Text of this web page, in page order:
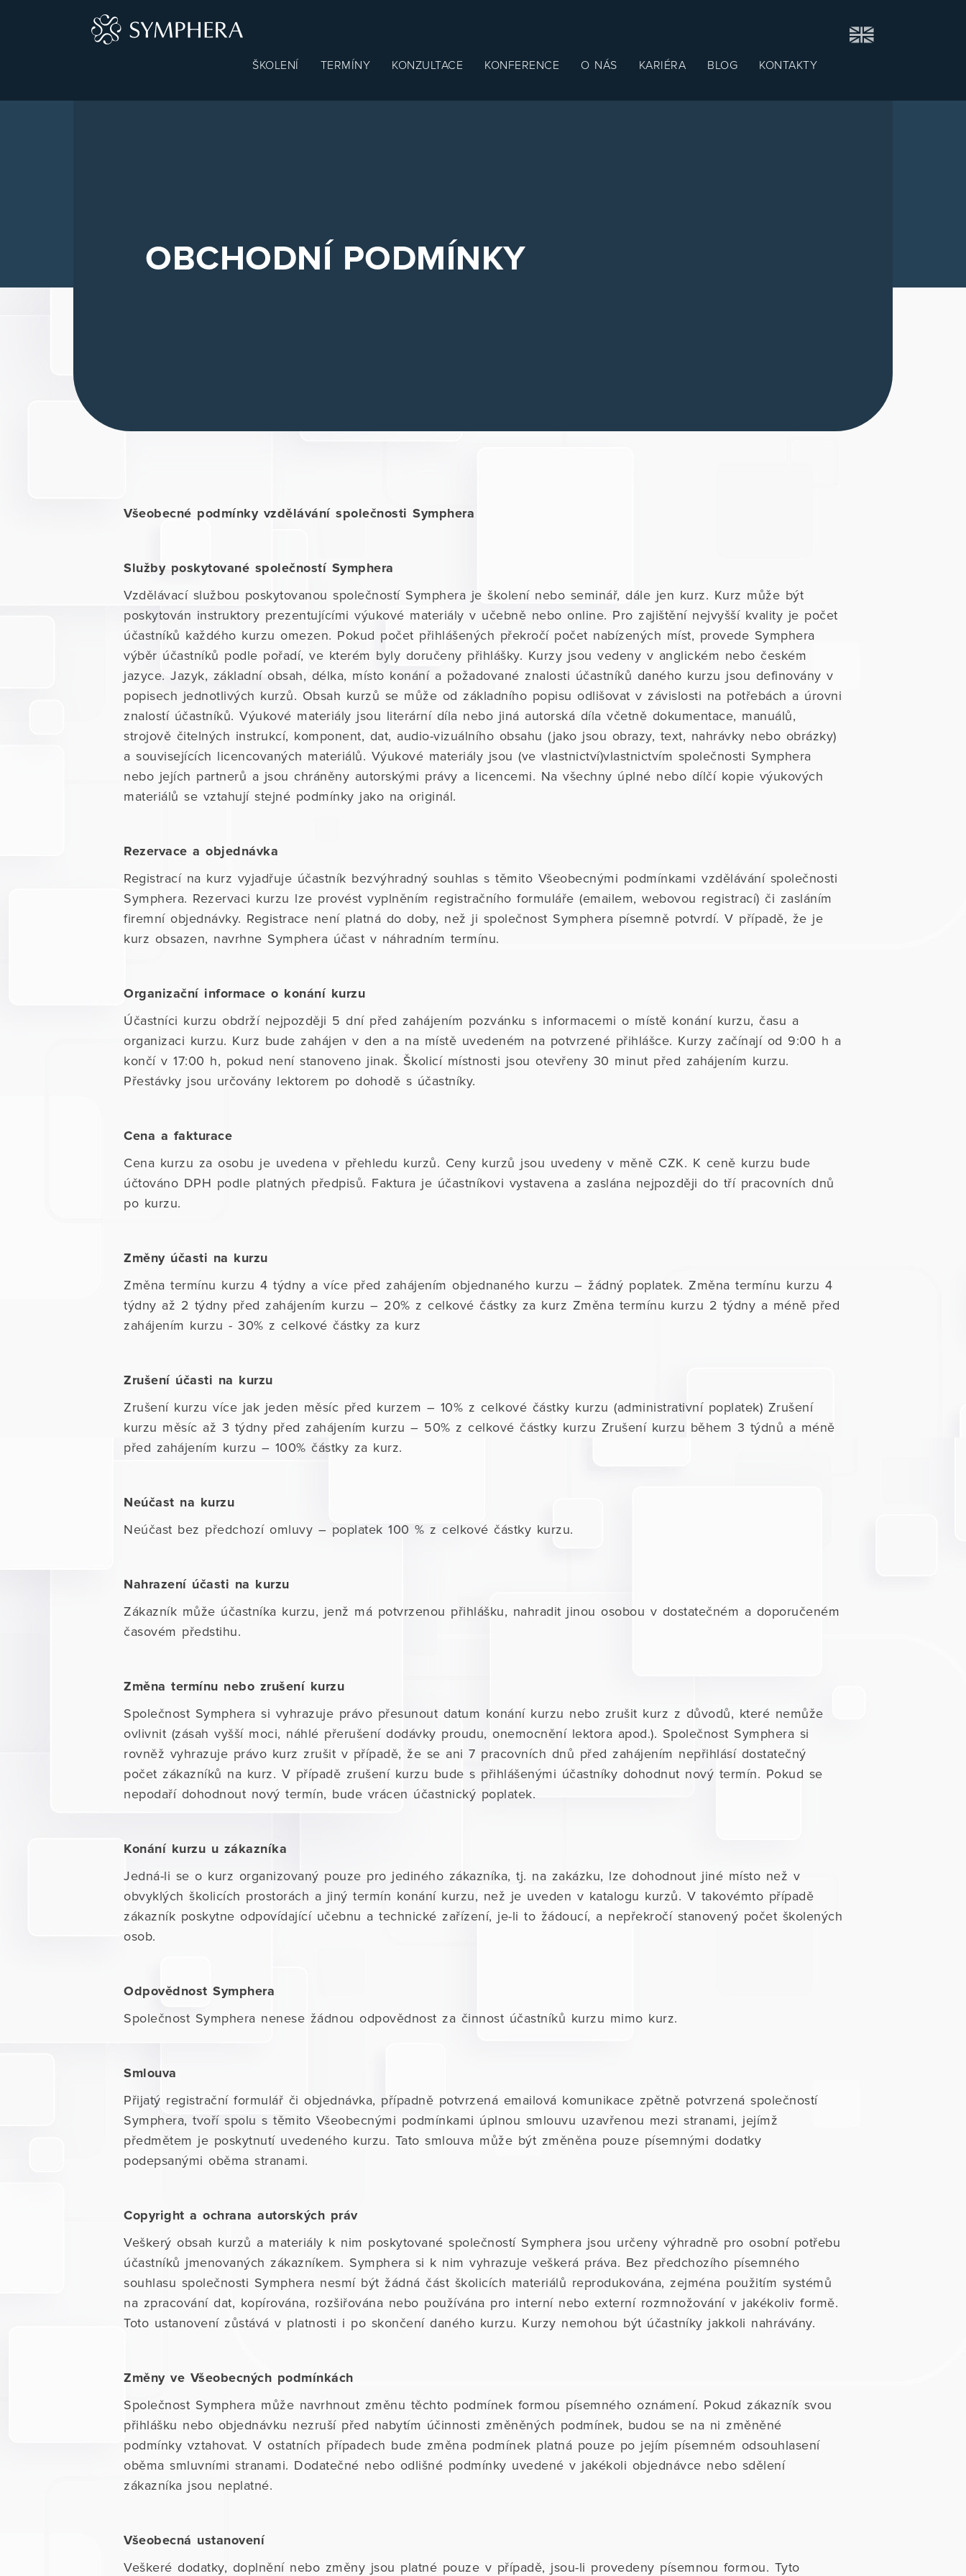
Main
ŠKOLENÍ TERMÍNY KONZULTACE KONFERENCE O NÁS KARIÉRA BLOG KONTAKTY
OBCHODNÍ PODMÍNKY
Všeobecné podmínky vzdělávání společnosti Symphera
Služby poskytované společností Symphera
Vzdělávací službou poskytovanou společností Symphera je školení nebo seminář, dále jen kurz. Kurz může být
poskytován instruktory prezentujícími výukové materiály v učebně nebo online. Pro zajištění nejvyšší kvality je počet
účastníků každého kurzu omezen. Pokud počet přihlášených překročí počet nabízených míst, provede Symphera
výběr účastníků podle pořadí, ve kterém byly doručeny přihlášky. Kurzy jsou vedeny v anglickém nebo českém
jazyce. Jazyk, základní obsah, délka, místo konání a požadované znalosti účastníků daného kurzu jsou definovány v
popisech jednotlivých kurzů. Obsah kurzů se může od základního popisu odlišovat v závislosti na potřebách a úrovni
znalostí účastníků. Výukové materiály jsou literární díla nebo jiná autorská díla včetně dokumentace, manuálů,
strojově čitelných instrukcí, komponent, dat, audio-vizuálního obsahu (jako jsou obrazy, text, nahrávky nebo obrázky)
a souvisejících licencovaných materiálů. Výukové materiály jsou (ve vlastnictví)vlastnictvím společnosti Symphera
nebo jejích partnerů a jsou chráněny autorskými právy a licencemi. Na všechny úplné nebo dílčí kopie výukových
materiálů se vztahují stejné podmínky jako na originál.
Rezervace a objednávka
Registrací na kurz vyjadřuje účastník bezvýhradný souhlas s těmito Všeobecnými podmínkami vzdělávání společnosti
Symphera. Rezervaci kurzu lze provést vyplněním registračního formuláře (emailem, webovou registrací) či zasláním
firemní objednávky. Registrace není platná do doby, než ji společnost Symphera písemně potvrdí. V případě, že je
kurz obsazen, navrhne Symphera účast v náhradním termínu.
Organizační informace o konání kurzu
Účastníci kurzu obdrží nejpozději 5 dní před zahájením pozvánku s informacemi o místě konání kurzu, času a
organizaci kurzu. Kurz bude zahájen v den a na místě uvedeném na potvrzené přihlášce. Kurzy začínají od 9:00 h a
končí v 17:00 h, pokud není stanoveno jinak. Školicí místnosti jsou otevřeny 30 minut před zahájením kurzu.
Přestávky jsou určovány lektorem po dohodě s účastníky.
Cena a fakturace
Cena kurzu za osobu je uvedena v přehledu kurzů. Ceny kurzů jsou uvedeny v měně CZK. K ceně kurzu bude
účtováno DPH podle platných předpisů. Faktura je účastníkovi vystavena a zaslána nejpozději do tří pracovních dnů
po kurzu.
Změny účasti na kurzu
Změna termínu kurzu 4 týdny a více před zahájením objednaného kurzu – žádný poplatek. Změna termínu kurzu 4
týdny až 2 týdny před zahájením kurzu – 20% z celkové částky za kurz Změna termínu kurzu 2 týdny a méně před
zahájením kurzu - 30% z celkové částky za kurz
Zrušení účasti na kurzu
Zrušení kurzu více jak jeden měsíc před kurzem – 10% z celkové částky kurzu (administrativní poplatek) Zrušení
kurzu měsíc až 3 týdny před zahájením kurzu – 50% z celkové částky kurzu Zrušení kurzu během 3 týdnů a méně
před zahájením kurzu – 100% částky za kurz.
Neúčast na kurzu
Neúčast bez předchozí omluvy – poplatek 100 % z celkové částky kurzu.
Nahrazení účasti na kurzu
Zákazník může účastníka kurzu, jenž má potvrzenou přihlášku, nahradit jinou osobou v dostatečném a doporučeném
časovém předstihu.
Změna termínu nebo zrušení kurzu
Společnost Symphera si vyhrazuje právo přesunout datum konání kurzu nebo zrušit kurz z důvodů, které nemůže
ovlivnit (zásah vyšší moci, náhlé přerušení dodávky proudu, onemocnění lektora apod.). Společnost Symphera si
rovněž vyhrazuje právo kurz zrušit v případě, že se ani 7 pracovních dnů před zahájením nepřihlásí dostatečný
počet zákazníků na kurz. V případě zrušení kurzu bude s přihlášenými účastníky dohodnut nový termín. Pokud se
nepodaří dohodnout nový termín, bude vrácen účastnický poplatek.
Konání kurzu u zákazníka
Jedná-li se o kurz organizovaný pouze pro jediného zákazníka, tj. na zakázku, lze dohodnout jiné místo než v
obvyklých školicích prostorách a jiný termín konání kurzu, než je uveden v katalogu kurzů. V takovémto případě
zákazník poskytne odpovídající učebnu a technické zařízení, je-li to žádoucí, a nepřekročí stanovený počet školených
osob.
Odpovědnost Symphera
Společnost Symphera nenese žádnou odpovědnost za činnost účastníků kurzu mimo kurz.
Smlouva
Přijatý registrační formulář či objednávka, případně potvrzená emailová komunikace zpětně potvrzená společností
Symphera, tvoří spolu s těmito Všeobecnými podmínkami úplnou smlouvu uzavřenou mezi stranami, jejímž
předmětem je poskytnutí uvedeného kurzu. Tato smlouva může být změněna pouze písemnými dodatky
podepsanými oběma stranami.
Copyright a ochrana autorských práv
Veškerý obsah kurzů a materiály k nim poskytované společností Symphera jsou určeny výhradně pro osobní potřebu
účastníků jmenovaných zákazníkem. Symphera si k nim vyhrazuje veškerá práva. Bez předchozího písemného
souhlasu společnosti Symphera nesmí být žádná část školicích materiálů reprodukována, zejména použitím systémů
na zpracování dat, kopírována, rozšiřována nebo používána pro interní nebo externí rozmnožování v jakékoliv formě.
Toto ustanovení zůstává v platnosti i po skončení daného kurzu. Kurzy nemohou být účastníky jakkoli nahrávány.
Změny ve Všeobecných podmínkách
Společnost Symphera může navrhnout změnu těchto podmínek formou písemného oznámení. Pokud zákazník svou
přihlášku nebo objednávku nezruší před nabytím účinnosti změněných podmínek, budou se na ni změněné
podmínky vztahovat. V ostatních případech bude změna podmínek platná pouze po jejím písemném odsouhlasení
oběma smluvními stranami. Dodatečné nebo odlišné podmínky uvedené v jakékoli objednávce nebo sdělení
zákazníka jsou neplatné.
Všeobecná ustanovení
Veškeré dodatky, doplnění nebo změny jsou platné pouze v případě, jsou-li provedeny písemnou formou. Tyto